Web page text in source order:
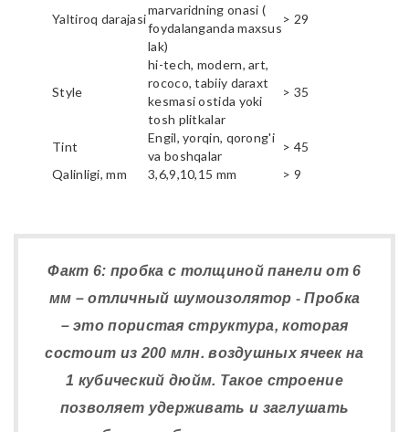
Yaltiroq darajasi
marvaridning onasi (
foydalanganda maxsus
lak)
> 29
Style
hi-tech, modern, art,
rococo, tabiiy daraxt
kesmasi ostida yoki
tosh plitkalar
> 35
Tint
Engil, yorqin, qorong'i
va boshqalar
> 45
Qalinligi, mm
3,6,9,10,15 mm > 9
Факт 6: пробка с толщиной панели от 6
мм – отличный шумоизолятор - Пробка
– это пористая структура, которая
состоит из 200 млн. воздушных ячеек на
1 кубический дюйм. Такое строение
позволяет удерживать и заглушать